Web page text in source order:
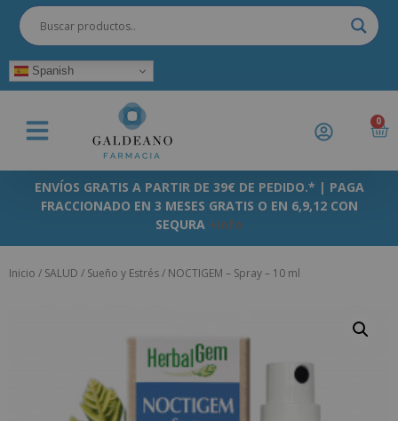
Spanish
0
ENVÍOS GRATIS A PARTIR DE 39€ DE PEDIDO.* | PAGA
FRACCIONADO EN 3 MESES GRATIS O EN 6,9,12 CON
SEQURA +info
Inicio / SALUD / Sueño y Estrés/ NOCTIGEM – Spray – 10 ml